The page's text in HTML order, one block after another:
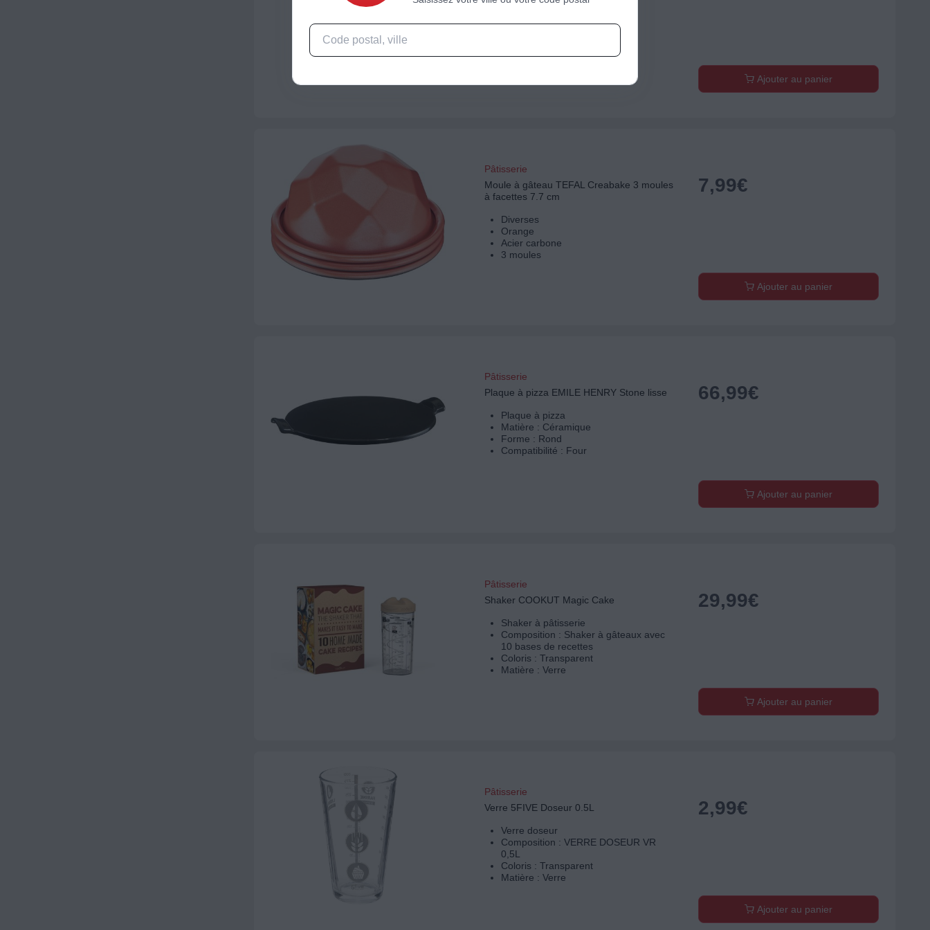
Noir
Ajouter au panier
Pâtisserie
Moule à gâteau TEFAL Creabake 3 moules
à facettes 7.7 cm
Diverses
Orange
Acier carbone
3 moules
7,99€
Ajouter au panier
Pâtisserie
Plaque à pizza EMILE HENRY Stone lisse
Plaque à pizza
Matière : Céramique
Forme : Rond
Compatibilité : Four
66,99€
Ajouter au panier
Pâtisserie
Shaker COOKUT Magic Cake
Shaker à pâtisserie
Composition : Shaker à gâteaux avec
10 bases de recettes
Coloris : Transparent
Matière : Verre
29,99€
Ajouter au panier
Pâtisserie
Verre 5FIVE Doseur 0.5L
Verre doseur
Composition : VERRE DOSEUR VR
0,5L
Coloris : Transparent
Matière : Verre
2,99€
Ajouter au panier